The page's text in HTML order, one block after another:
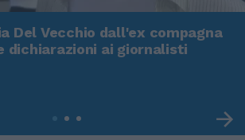
Del Vecchio dall'ex compagna
dichiarazioni ai giornalisti